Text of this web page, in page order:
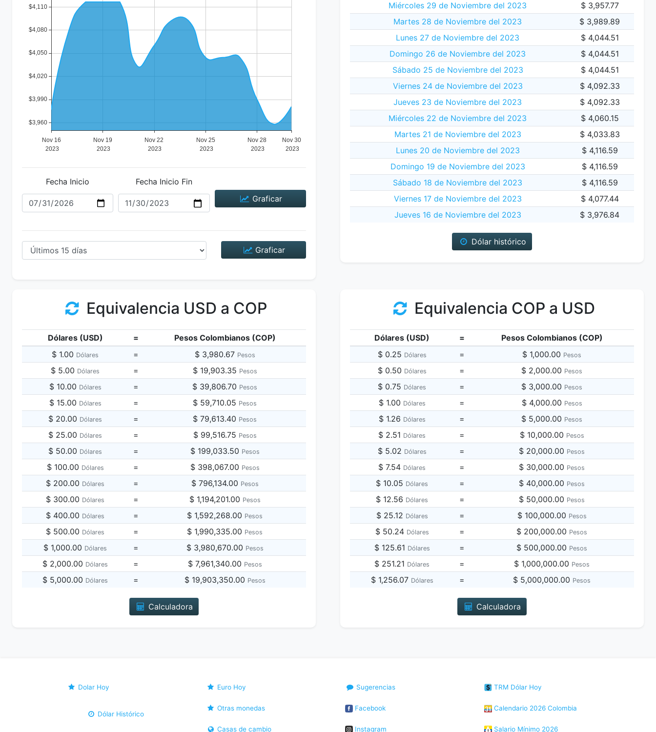
Fecha Inicio
Fecha Inicio Fin
Graficar
Graficar
Miércoles 29 de Noviembre del 2023
$ 3,957.77
Martes 28 de Noviembre del 2023
$ 3,989.89
Lunes 27 de Noviembre del 2023
$ 4,044.51
Domingo 26 de Noviembre del 2023
$ 4,044.51
Sábado 25 de Noviembre del 2023
$ 4,044.51
Viernes 24 de Noviembre del 2023
$ 4,092.33
Jueves 23 de Noviembre del 2023
$ 4,092.33
Miércoles 22 de Noviembre del 2023
$ 4,060.15
Martes 21 de Noviembre del 2023
$ 4,033.83
Lunes 20 de Noviembre del 2023
$ 4,116.59
Domingo 19 de Noviembre del 2023
$ 4,116.59
Sábado 18 de Noviembre del 2023
$ 4,116.59
Viernes 17 de Noviembre del 2023
$ 4,077.44
Jueves 16 de Noviembre del 2023
$ 3,976.84
Dólar histórico
Equivalencia USD a COP
Dólares (USD) =
Pesos Colombianos (COP)
$ 1.00 Dólares = $ 3,980.67 Pesos
$ 5.00 Dólares = $ 19,903.35 Pesos
$ 10.00 Dólares = $ 39,806.70 Pesos
$ 15.00 Dólares = $ 59,710.05 Pesos
$ 20.00 Dólares = $ 79,613.40 Pesos
$ 25.00 Dólares = $ 99,516.75 Pesos
$ 50.00 Dólares = $ 199,033.50 Pesos
$ 100.00 Dólares = $ 398,067.00 Pesos
$ 200.00 Dólares = $ 796,134.00 Pesos
$ 300.00 Dólares = $ 1,194,201.00 Pesos
$ 400.00 Dólares = $ 1,592,268.00 Pesos
$ 500.00 Dólares = $ 1,990,335.00 Pesos
$ 1,000.00 Dólares = $ 3,980,670.00 Pesos
$ 2,000.00 Dólares = $ 7,961,340.00 Pesos
$ 5,000.00 Dólares = $ 19,903,350.00 Pesos
Calculadora
Equivalencia COP a USD
Dólares (USD) =
Pesos Colombianos (COP)
$ 0.25 Dólares = $ 1,000.00 Pesos
$ 0.50 Dólares = $ 2,000.00 Pesos
$ 0.75 Dólares = $ 3,000.00 Pesos
$ 1.00 Dólares = $ 4,000.00 Pesos
$ 1.26 Dólares = $ 5,000.00 Pesos
$ 2.51 Dólares = $ 10,000.00 Pesos
$ 5.02 Dólares = $ 20,000.00 Pesos
$ 7.54 Dólares = $ 30,000.00 Pesos
$ 10.05 Dólares = $ 40,000.00 Pesos
$ 12.56 Dólares = $ 50,000.00 Pesos
$ 25.12 Dólares = $ 100,000.00 Pesos
$ 50.24 Dólares = $ 200,000.00 Pesos
$ 125.61 Dólares = $ 500,000.00 Pesos
$ 251.21 Dólares = $ 1,000,000.00 Pesos
$ 1,256.07 Dólares = $ 5,000,000.00 Pesos
Calculadora
Dolar Hoy
Dólar Histórico
Euro Hoy
Otras monedas
Casas de cambio
Sugerencias
Facebook
Instagram
TRM Dólar Hoy
Calendario 2026 Colombia
Salario Mínimo 2026